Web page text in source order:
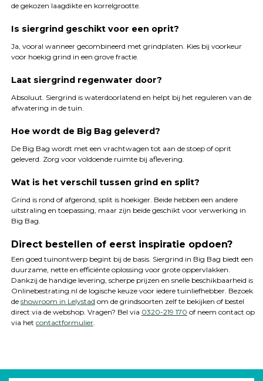
de gekozen laagdikte en korrelgrootte.
Is siergrind geschikt voor een oprit?
Ja, vooral wanneer gecombineerd met grindplaten. Kies bij voorkeur
voor hoekig grind in een grove fractie.
Laat siergrind regenwater door?
Absoluut. Siergrind is waterdoorlatend en helpt bij het reguleren van de
afwatering in de tuin.
Hoe wordt de Big Bag geleverd?
De Big Bag wordt met een vrachtwagen tot aan de stoep of oprit
geleverd. Zorg voor voldoende ruimte bij aflevering.
Wat is het verschil tussen grind en split?
Grind is rond of afgerond, split is hoekiger. Beide hebben een andere
uitstraling en toepassing, maar zijn beide geschikt voor verwerking in
Big Bag.
Direct bestellen of eerst inspiratie opdoen?
Een goed tuinontwerp begint bij de basis. Siergrind in Big Bag biedt een
duurzame, nette en efficiënte oplossing voor grote oppervlakken.
Dankzij de handige levering, scherpe prijzen en snelle beschikbaarheid is
Onlinebestrating.nl de logische keuze voor iedere tuinliefhebber. Bezoek
de showroom in Lelystad om de grindsoorten zelf te bekijken of bestel
direct via de webshop. Vragen? Bel via 0320-219 170 of neem contact op
via het contactformulier.